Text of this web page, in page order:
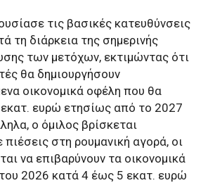
τις βασικές κατευθύνσεις
τη διάρκεια της σημερινής
των μετόχων, εκτιμώντας ότι
θα δημιουργήσουν
οικονομικά οφέλη που θα
ευρώ ετησίως από το 2027
ο όμιλος βρίσκεται
στη ρουμανική αγορά, οι
να επιβαρύνουν τα οικονομικά
2026 κατά 4 έως 5 εκατ. ευρώ